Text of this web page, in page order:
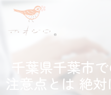
千葉県千葉市
注意点とは 絶